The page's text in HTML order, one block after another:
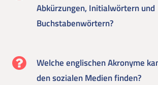
Abkürzungen, Initialwörtern und
Buchstabenwörtern?
Welche englischen Akronyme
den sozialen Medien finden?